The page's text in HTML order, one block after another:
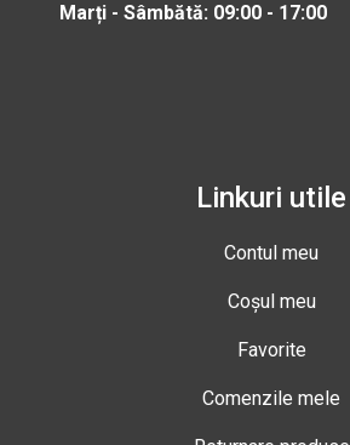
Marți - Sâmbătă: 09:00 - 17:00
Linkuri utile
Contul meu
Coșul meu
Favorite
Comenzile mele